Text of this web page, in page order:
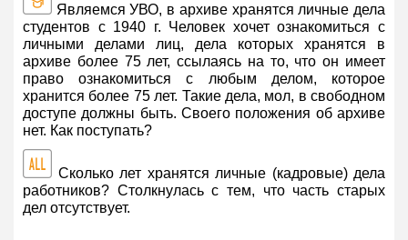
Являемся УВО, в архиве хранятся личные дела
студентов с 1940 г. Человек хочет ознакомиться с
личными делами лиц, дела которых хранятся в
архиве более 75 лет, ссылаясь на то, что он имеет
право ознакомиться с любым делом, которое
хранится более 75 лет. Такие дела, мол, в свободном
доступе должны быть. Своего положения об архиве
нет. Как поступать?
Сколько лет хранятся личные (кадровые) дела
работников? Столкнулась с тем, что часть старых
дел отсутствует.